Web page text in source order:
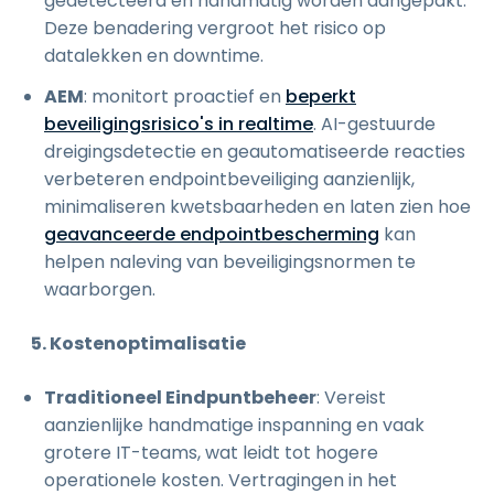
Deze benadering vergroot het risico op
datalekken en downtime.
AEM: monitort proactief en beperkt
beveiligingsrisico's in realtime. AI-gestuurde
dreigingsdetectie en geautomatiseerde reacties
verbeteren endpointbeveiliging aanzienlijk,
minimaliseren kwetsbaarheden en laten zien hoe
geavanceerde endpointbescherming kan
helpen naleving van beveiligingsnormen te
waarborgen.
5. Kostenoptimalisatie
Traditioneel Eindpuntbeheer: Vereist
aanzienlijke handmatige inspanning en vaak
grotere IT-teams, wat leidt tot hogere
operationele kosten. Vertragingen in het